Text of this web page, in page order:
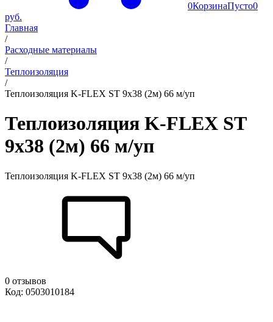
0КорзинаПусто0
руб.
Главная
/
Расходные материалы
/
Теплоизоляция
/
Теплоизоляция K-FLEX ST 9х38 (2м) 66 м/уп
Теплоизоляция K-FLEX ST
9х38 (2м) 66 м/уп
Теплоизоляция K-FLEX ST 9х38 (2м) 66 м/уп
0 отзывов
Код: 0503010184